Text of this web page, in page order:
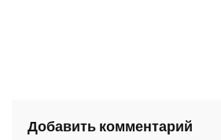
Добавить комментарий